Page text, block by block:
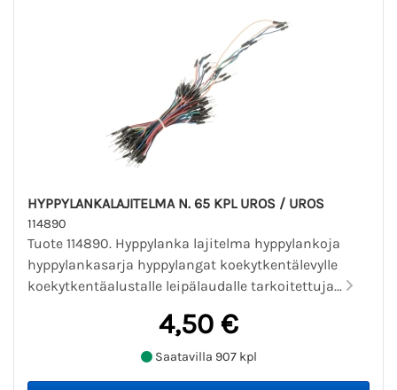
HYPPYLANKALAJITELMA N. 65 KPL UROS / UROS
114890
Tuote 114890. Hyppylanka lajitelma hyppylankoja
hyppylankasarja hyppylangat koekytkentälevylle
koekytkentäalustalle leipälaudalle tarkoitettuja...
4,50 €
Saatavilla 907 kpl